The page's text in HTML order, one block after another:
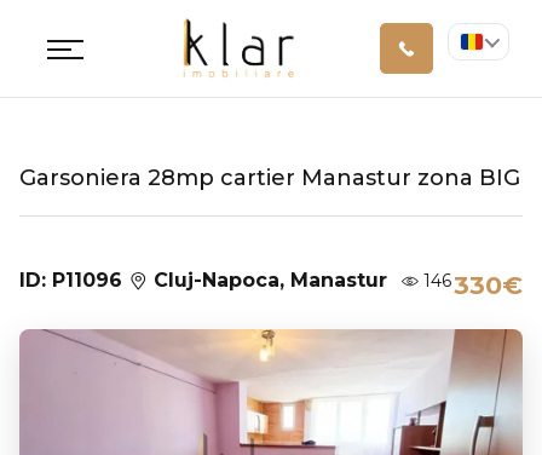
Garsoniera 28mp cartier Manastur zona BIG
ID: P11096 Cluj-Napoca, Manastur 146330€